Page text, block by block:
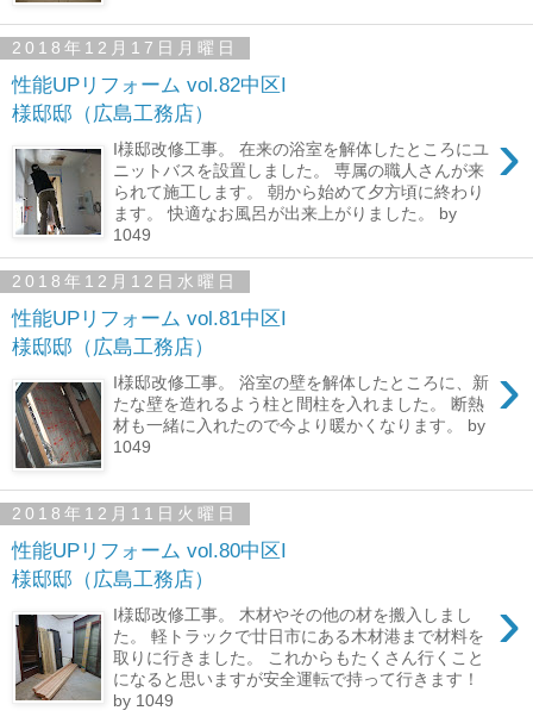
2018年12月17日月曜日
性能UPリフォーム vol.82中区I
様邸邸（広島工務店）
›
I様邸改修工事。 在来の浴室を解体したところにユ
ニットバスを設置しました。 専属の職人さんが来
られて施工します。 朝から始めて夕方頃に終わり
ます。 快適なお風呂が出来上がりました。 by
1049
2018年12月12日水曜日
性能UPリフォーム vol.81中区I
様邸邸（広島工務店）
›
I様邸改修工事。 浴室の壁を解体したところに、新
たな壁を造れるよう柱と間柱を入れました。 断熱
材も一緒に入れたので今より暖かくなります。 by
1049
2018年12月11日火曜日
性能UPリフォーム vol.80中区I
様邸邸（広島工務店）
›
I様邸改修工事。 木材やその他の材を搬入しまし
た。 軽トラックで廿日市にある木材港まで材料を
取りに行きました。 これからもたくさん行くこと
になると思いますが安全運転で持って行きます！
by 1049